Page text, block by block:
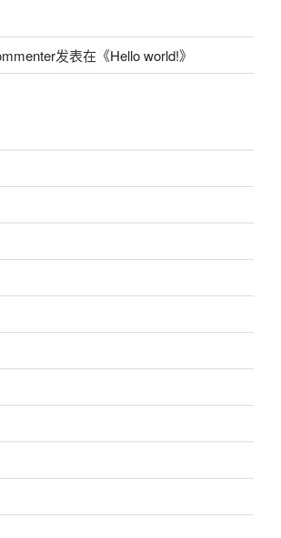
发表在《Hello world!》